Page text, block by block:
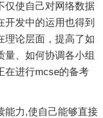
仅使自己对网络数据
开发中的运用也得到
理论层面，提高了如
量、如何协调各小组
在进行mcse的备考
能力,使自己能够直接